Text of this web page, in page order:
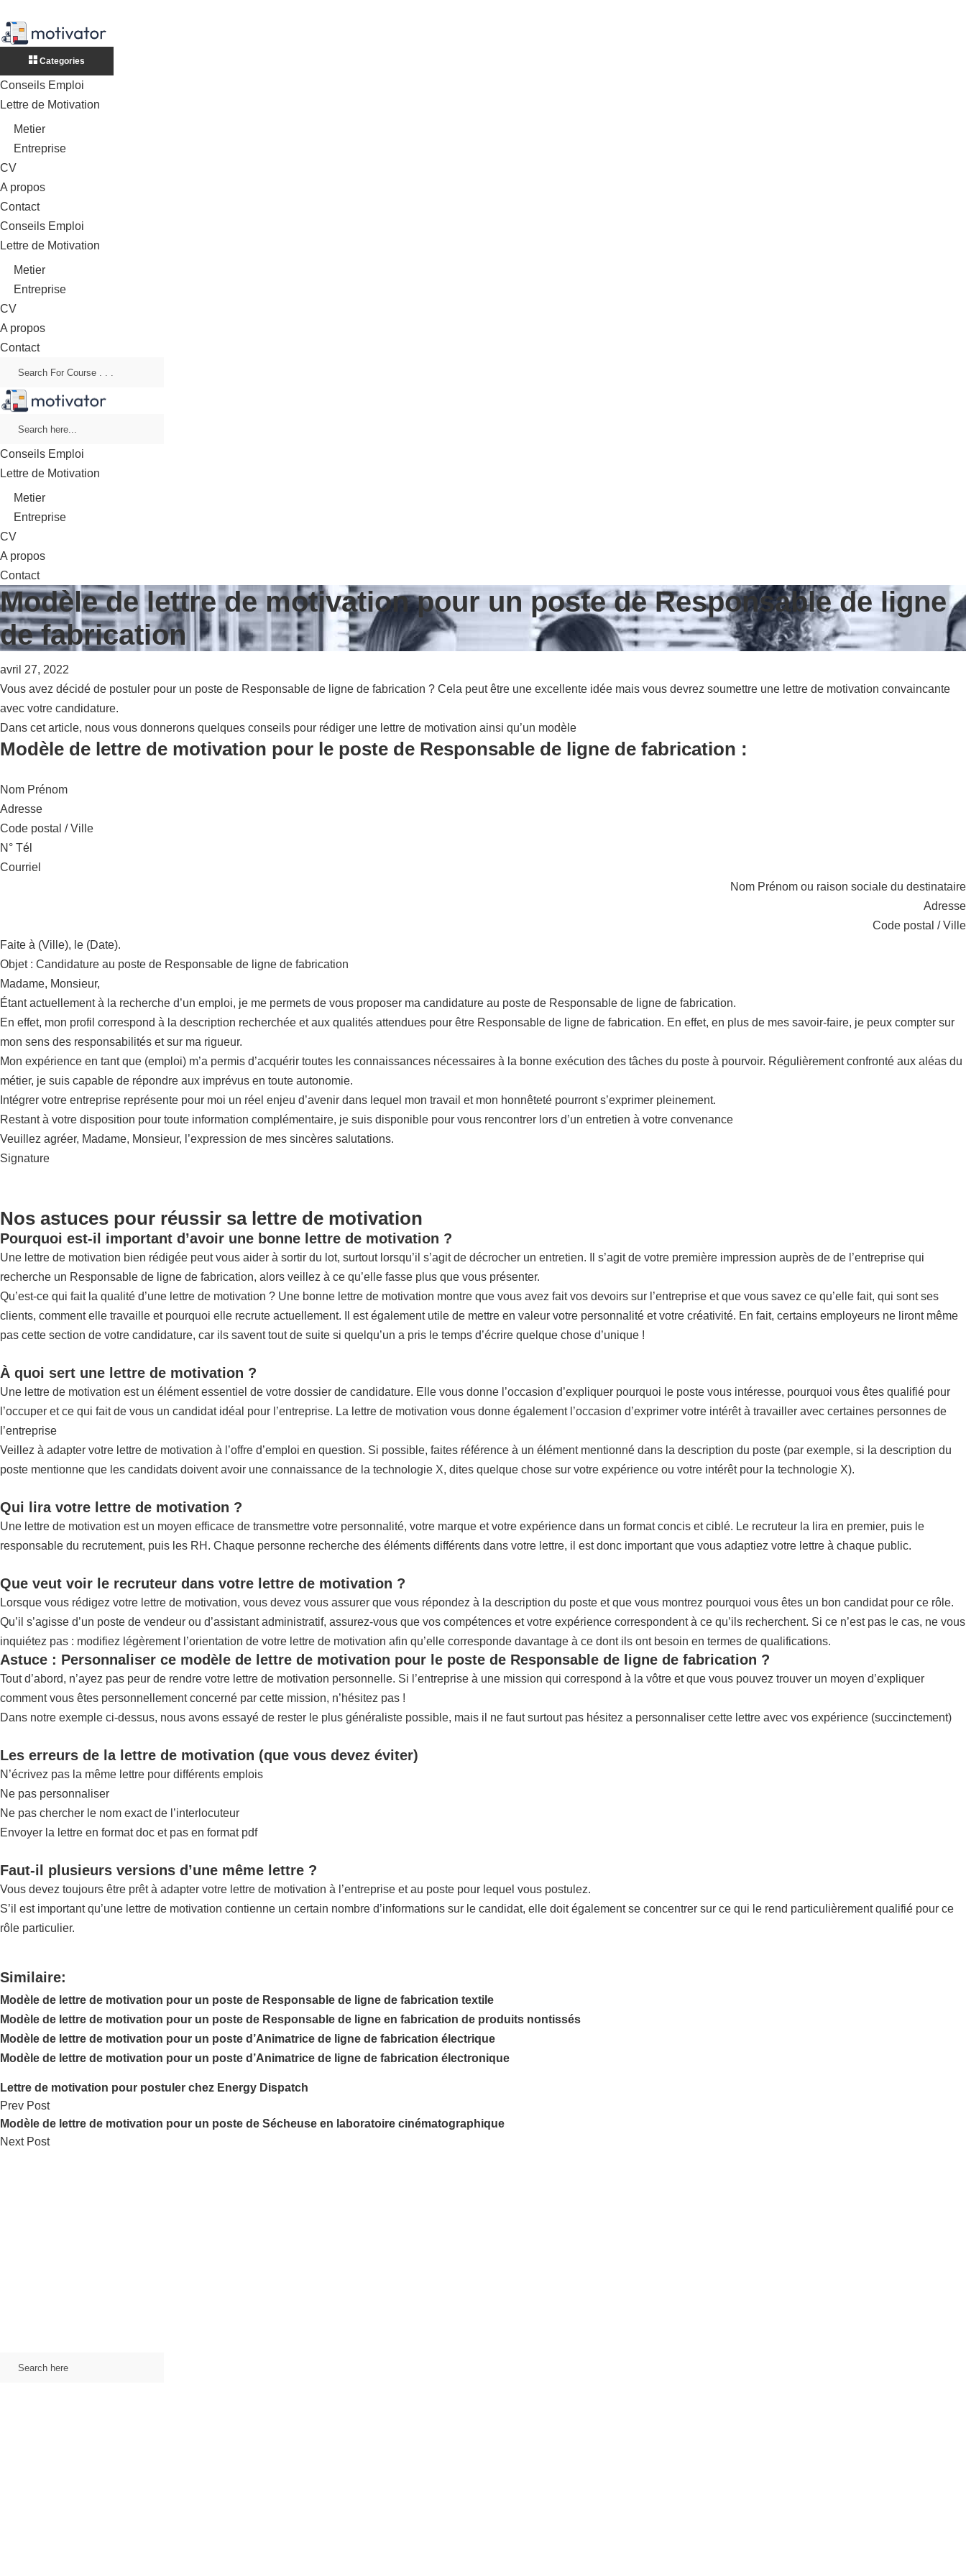
Categories
Conseils Emploi
Lettre de Motivation
Metier
Entreprise
CV
A propos
Contact
Conseils Emploi
Lettre de Motivation
Metier
Entreprise
CV
A propos
Contact
Conseils Emploi
Lettre de Motivation
Metier
Entreprise
CV
A propos
Contact
Modèle de lettre de motivation pour un poste de Responsable de ligne
de fabrication
avril 27, 2022
Vous avez décidé de postuler pour un poste de Responsable de ligne de fabrication ? Cela peut être une excellente idée mais vous devrez soumettre une lettre de motivation convaincante
avec votre candidature.
Dans cet article, nous vous donnerons quelques conseils pour rédiger une lettre de motivation ainsi qu’un modèle
Modèle de lettre de motivation pour le poste de Responsable de ligne de fabrication :
Nom Prénom
Adresse
Code postal / Ville
N° Tél
Courriel
Nom Prénom ou raison sociale du destinataire
Adresse
Code postal / Ville
Faite à (Ville), le (Date).
Objet : Candidature au poste de Responsable de ligne de fabrication
Madame, Monsieur,
Étant actuellement à la recherche d’un emploi, je me permets de vous proposer ma candidature au poste de Responsable de ligne de fabrication.
En effet, mon profil correspond à la description recherchée et aux qualités attendues pour être Responsable de ligne de fabrication. En effet, en plus de mes savoir-faire, je peux compter sur
mon sens des responsabilités et sur ma rigueur.
Mon expérience en tant que (emploi) m’a permis d’acquérir toutes les connaissances nécessaires à la bonne exécution des tâches du poste à pourvoir. Régulièrement confronté aux aléas du
métier, je suis capable de répondre aux imprévus en toute autonomie.
Intégrer votre entreprise représente pour moi un réel enjeu d’avenir dans lequel mon travail et mon honnêteté pourront s’exprimer pleinement.
Restant à votre disposition pour toute information complémentaire, je suis disponible pour vous rencontrer lors d’un entretien à votre convenance
Veuillez agréer, Madame, Monsieur, l’expression de mes sincères salutations.
Signature
Nos astuces pour réussir sa lettre de motivation
Pourquoi est-il important d’avoir une bonne lettre de motivation ?
Une lettre de motivation bien rédigée peut vous aider à sortir du lot, surtout lorsqu’il s’agit de décrocher un entretien. Il s’agit de votre première impression auprès de de l’entreprise qui
recherche un Responsable de ligne de fabrication, alors veillez à ce qu’elle fasse plus que vous présenter.
Qu’est-ce qui fait la qualité d’une lettre de motivation ? Une bonne lettre de motivation montre que vous avez fait vos devoirs sur l’entreprise et que vous savez ce qu’elle fait, qui sont ses
clients, comment elle travaille et pourquoi elle recrute actuellement. Il est également utile de mettre en valeur votre personnalité et votre créativité. En fait, certains employeurs ne liront même
pas cette section de votre candidature, car ils savent tout de suite si quelqu’un a pris le temps d’écrire quelque chose d’unique !
À quoi sert une lettre de motivation ?
Une lettre de motivation est un élément essentiel de votre dossier de candidature. Elle vous donne l’occasion d’expliquer pourquoi le poste vous intéresse, pourquoi vous êtes qualifié pour
l’occuper et ce qui fait de vous un candidat idéal pour l’entreprise. La lettre de motivation vous donne également l’occasion d’exprimer votre intérêt à travailler avec certaines personnes de
l’entreprise
Veillez à adapter votre lettre de motivation à l’offre d’emploi en question. Si possible, faites référence à un élément mentionné dans la description du poste (par exemple, si la description du
poste mentionne que les candidats doivent avoir une connaissance de la technologie X, dites quelque chose sur votre expérience ou votre intérêt pour la technologie X).
Qui lira votre lettre de motivation ?
Une lettre de motivation est un moyen efficace de transmettre votre personnalité, votre marque et votre expérience dans un format concis et ciblé. Le recruteur la lira en premier, puis le
responsable du recrutement, puis les RH. Chaque personne recherche des éléments différents dans votre lettre, il est donc important que vous adaptiez votre lettre à chaque public.
Que veut voir le recruteur dans votre lettre de motivation ?
Lorsque vous rédigez votre lettre de motivation, vous devez vous assurer que vous répondez à la description du poste et que vous montrez pourquoi vous êtes un bon candidat pour ce rôle.
Qu’il s’agisse d’un poste de vendeur ou d’assistant administratif, assurez-vous que vos compétences et votre expérience correspondent à ce qu’ils recherchent. Si ce n’est pas le cas, ne vous
inquiétez pas : modifiez légèrement l’orientation de votre lettre de motivation afin qu’elle corresponde davantage à ce dont ils ont besoin en termes de qualifications.
Astuce : Personnaliser ce modèle de lettre de motivation pour le poste de Responsable de ligne de fabrication ?
Tout d’abord, n’ayez pas peur de rendre votre lettre de motivation personnelle. Si l’entreprise à une mission qui correspond à la vôtre et que vous pouvez trouver un moyen d’expliquer
comment vous êtes personnellement concerné par cette mission, n’hésitez pas !
Dans notre exemple ci-dessus, nous avons essayé de rester le plus généraliste possible, mais il ne faut surtout pas hésitez a personnaliser cette lettre avec vos expérience (succinctement)
Les erreurs de la lettre de motivation (que vous devez éviter)
N’écrivez pas la même lettre pour différents emplois
Ne pas personnaliser
Ne pas chercher le nom exact de l’interlocuteur
Envoyer la lettre en format doc et pas en format pdf
Faut-il plusieurs versions d’une même lettre ?
Vous devez toujours être prêt à adapter votre lettre de motivation à l’entreprise et au poste pour lequel vous postulez.
S’il est important qu’une lettre de motivation contienne un certain nombre d’informations sur le candidat, elle doit également se concentrer sur ce qui le rend particulièrement qualifié pour ce
rôle particulier.
Similaire:
Modèle de lettre de motivation pour un poste de Responsable de ligne de fabrication textile
Modèle de lettre de motivation pour un poste de Responsable de ligne en fabrication de produits nontissés
Modèle de lettre de motivation pour un poste d’Animatrice de ligne de fabrication électrique
Modèle de lettre de motivation pour un poste d’Animatrice de ligne de fabrication électronique
Lettre de motivation pour postuler chez Energy Dispatch
Prev Post
Modèle de lettre de motivation pour un poste de Sécheuse en laboratoire cinématographique
Next Post